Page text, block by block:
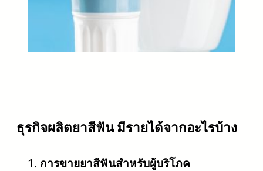
ธุรกิจผลิตยาสีฟัน มีรายได้จากอะไรบ้าง
การขายยาสีฟันสำหรับผู้บริโภค